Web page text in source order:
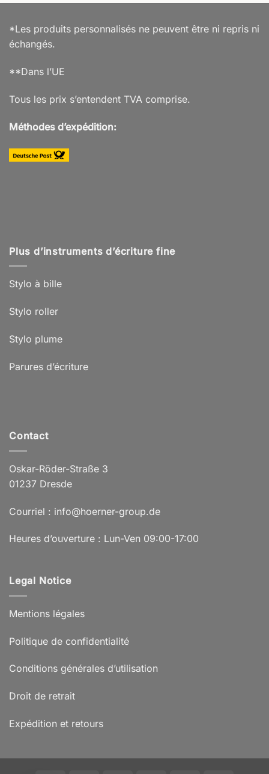
*Les produits personnalisés ne peuvent être ni repris ni
échangés.
**Dans l’UE
Tous les prix s’entendent TVA comprise.
Méthodes d’expédition:
Plus d’instruments d’écriture fine
Stylo à bille
Stylo roller
Stylo plume
Parures d’écriture
Contact
Oskar-Röder-Straße 3
01237 Dresde
Courriel : info@hoerner-group.de
Heures d’ouverture : Lun-Ven 09:00-17:00
Legal Notice
Mentions légales
Politique de confidentialité
Conditions générales d’utilisation
Droit de retrait
Expédition et retours